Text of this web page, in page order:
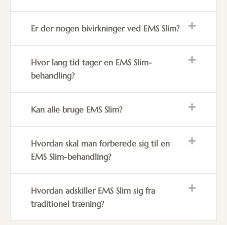
Er der nogen bivirkninger ved EMS Slim?
Hvor lang tid tager en EMS Slim-
behandling?
Kan alle bruge EMS Slim?
Hvordan skal man forberede sig til en
EMS Slim-behandling?
Hvordan adskiller EMS Slim sig fra
traditionel træning?